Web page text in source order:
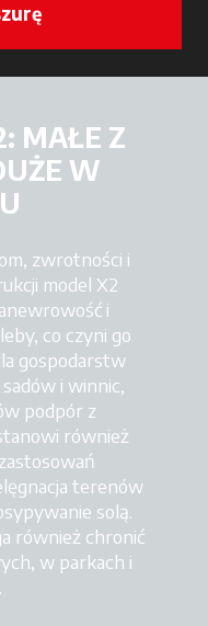
MAŁE Z
W
zwrotności i
model X2
i
co czyni go
gospodarstw
i winnic,
podpór z
również
terenów
solą.
również chronić
w parkach i